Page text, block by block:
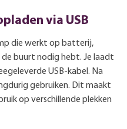
via USB
die werkt op batterij,
buurt nodig hebt. Je laadt
USB-kabel. Na
gebruiken. Dit maakt
op verschillende plekken